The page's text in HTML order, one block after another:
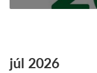
júl 2026